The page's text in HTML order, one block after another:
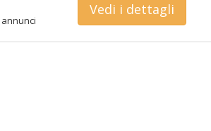
Vedi i dettagli